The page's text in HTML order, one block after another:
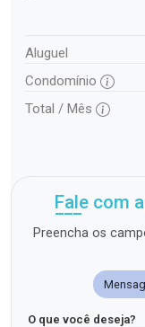
Aluguel
Condomínio
Total / Mês
Fale com
Preencha os
O que você deseja?